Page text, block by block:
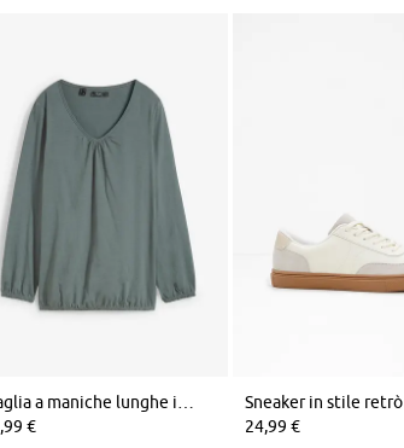
€
Sneaker in stile retrò
24,99 €